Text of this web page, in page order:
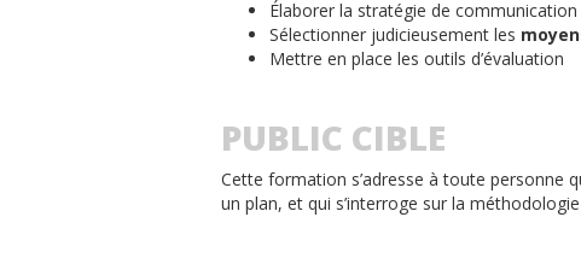
Élaborer la stratégie de
Sélectionner judicieusement les
Mettre en place les outils d’évaluation
PUBLIC CIBLE
Cette formation s’adresse à toute personne
un plan, et qui s’interroge sur la